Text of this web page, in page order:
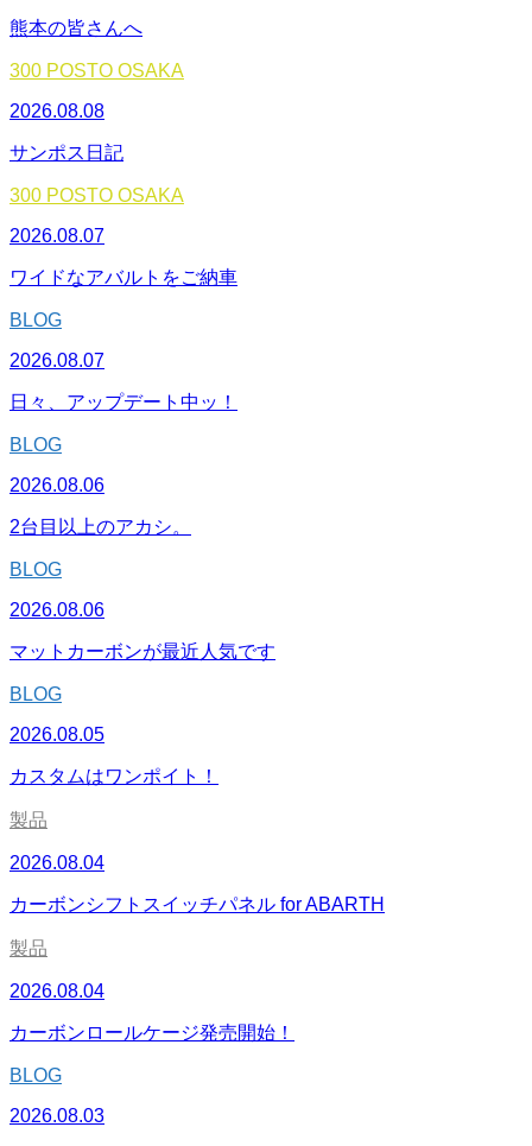
熊本の皆さんへ
300 POSTO OSAKA
2026.08.08
サンポス日記
300 POSTO OSAKA
2026.08.07
ワイドなアバルトをご納車
BLOG
2026.08.07
日々、アップデート中ッ！
BLOG
2026.08.06
2台目以上のアカシ。
BLOG
2026.08.06
マットカーボンが最近人気です
BLOG
2026.08.05
カスタムはワンポイト！
製品
2026.08.04
カーボンシフトスイッチパネル for ABARTH
製品
2026.08.04
カーボンロールケージ発売開始！
BLOG
2026.08.03